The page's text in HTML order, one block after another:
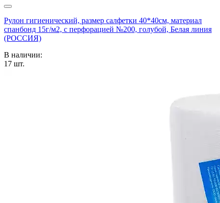
Рулон гигиенический, размер салфетки 40*40см, материал
спанбонд 15г/м2, с перфорацией №200, голубой, Белая линия
(РОССИЯ)
В наличии:
17 шт.